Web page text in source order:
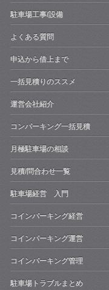
駐車場工事/設備
よくある質問
申込から借上まで
一括見積りのススメ
運営会社紹介
コンパーキング一括見積
月極駐車場の相談
見積/問合わせ一覧
駐車場経営 入門
コインパーキング経営
コインパーキング運営
コインパーキング管理
駐車場トラブルまとめ